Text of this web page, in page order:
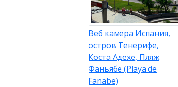
Веб камера Испания,
остров Тенерифе,
Коста Адехе, Пляж
Фаньябе (Playa de
Fanabe)